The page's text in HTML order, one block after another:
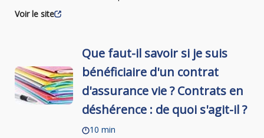
Voir le site
Que faut-il savoir si je suis
bénéficiaire d'un contrat
d'assurance vie ? Contrats en
déshérence : de quoi s'agit-il ?
10 min